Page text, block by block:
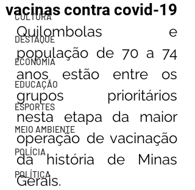
CULTURA
DESTAQUE
ECONOMIA
EDUCAÇÃO
ESPORTES
MEIO AMBIENTE
POLÍCIA
POLÍTICA
vacinas contra covid-19
Quilombolas e
população de 70 a 74
anos estão entre os
grupos prioritários
nesta etapa da maior
operação de vacinação
da história de Minas
Gerais.